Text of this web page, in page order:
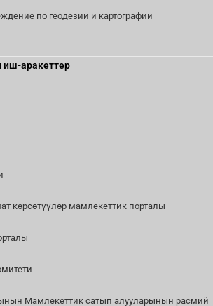
по геодезии и картографии
иш-аракеттер
көрсөтүүлөр мамлекеттик порталы
Мамлекеттик сатып алууларынын расмий